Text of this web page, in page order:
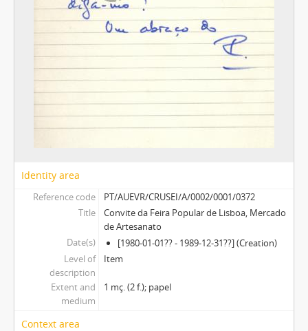
Identity area
Reference code
PT/AUEVR/CRUSEI/A/0002/0001/0372
Title
Convite da Feira Popular de Lisboa, Mercado
de Artesanato
Date(s)
[1980-01-01?? - 1989-12-31??] (Creation)
Level of
description
Item
Extent and
medium
1 mç. (2 f.); papel
Context area